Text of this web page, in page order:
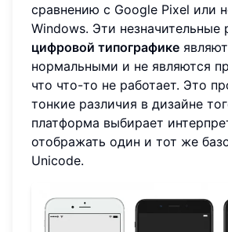
сравнению с Google Pixel или
Windows. Эти незначительные
цифровой типографике
нормальными и не являются
что что-то не работает. Это
тонкие различия в дизайне
платформа выбирает
отображать один и тот же
Unicode.